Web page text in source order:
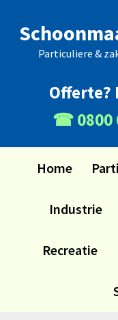
Particuliere &
Offerte?
☎ 0800
Home
Industrie
Recreatie